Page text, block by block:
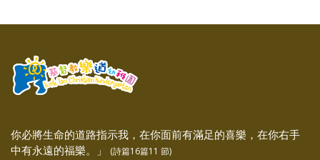
你必將生命的道路指示我，在你面前有滿足的喜樂，在你右手
中有永遠的福樂。」
(詩篇16篇11 節)